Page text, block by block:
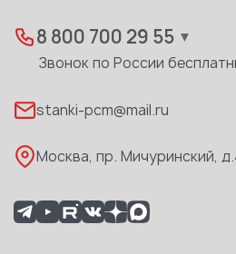
8 800 700 29 55 ▼
Звонок по России
stanki-pcm@mail.ru
Москва, пр. Мичуринский,
Дилеры
Доставка
Каталог PDF